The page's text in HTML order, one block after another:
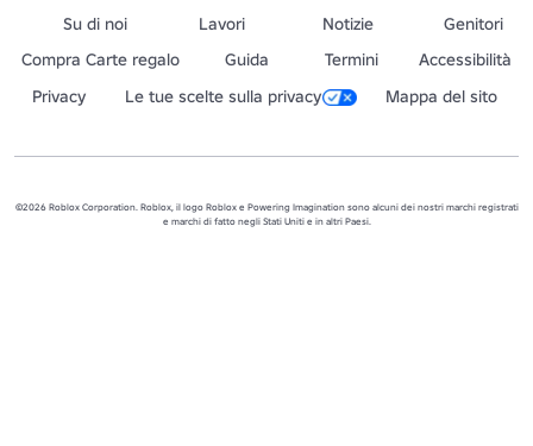
Su di noi Lavori Notizie
Genitori
Compra Carte regalo
Guida Termini
Accessibilità
Privacy
Le tue scelte sulla privacy Mappa del sito
©2026 Roblox Corporation. Roblox, il logo Roblox e Powering Imagination sono alcuni dei nostri marchi registrati
e marchi di fatto negli Stati Uniti e in altri Paesi.